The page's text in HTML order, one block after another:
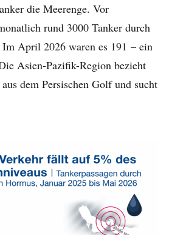
die Meerenge. Vor
rund 3000 Tanker durch
April 2026 waren es 191 – ein
Asien-Pazifik-Region bezieht
dem Persischen Golf und sucht